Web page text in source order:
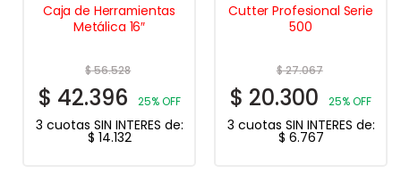
Caja de Herramientas
Metálica 16″
$56.528
$ 42.396 25% OFF
3 cuotas SIN INTERES de:
$ 14.132
Cutter Profesional Serie
500
$27.067
$ 20.300 25% OFF
3 cuotas SIN INTERES de:
$ 6.767